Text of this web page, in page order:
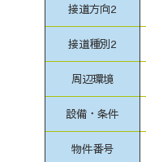
接道方向2
接道種別2
周辺環境
設備・条件
物件番号